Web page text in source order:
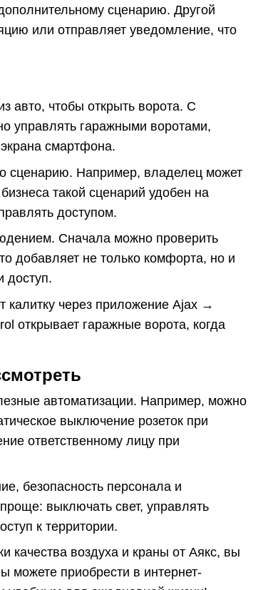
сценарию. Другой
или отправляет уведомление, что
авто, чтобы открыть ворота. С
управлять гаражными воротами,
смартфона.
сценарию. Например, владелец может
такой сценарий удобен на
доступом.
Сначала можно проверить
добавляет не только комфорта, но и
доступ.
калитку через приложение Ajax →
открывает гаражные ворота, когда
автоматизации. Например, можно
выключение розеток при
ответственному лицу при
безопасность персонала и
выключать свет, управлять
к территории.
качества воздуха и краны от Аякс, вы
можете приобрести в интернет-